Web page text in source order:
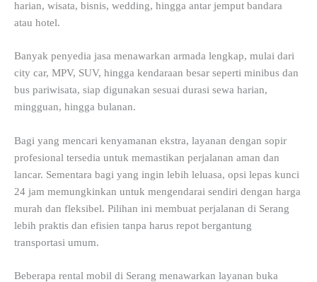
harian, wisata, bisnis, wedding, hingga antar jemput bandara
atau hotel.
Banyak penyedia jasa menawarkan armada lengkap, mulai dari
city car, MPV, SUV, hingga kendaraan besar seperti minibus dan
bus pariwisata, siap digunakan sesuai durasi sewa harian,
mingguan, hingga bulanan.
Bagi yang mencari kenyamanan ekstra, layanan dengan sopir
profesional tersedia untuk memastikan perjalanan aman dan
lancar. Sementara bagi yang ingin lebih leluasa, opsi lepas kunci
24 jam memungkinkan untuk mengendarai sendiri dengan harga
murah dan fleksibel. Pilihan ini membuat perjalanan di Serang
lebih praktis dan efisien tanpa harus repot bergantung
transportasi umum.
Beberapa rental mobil di Serang menawarkan layanan buka